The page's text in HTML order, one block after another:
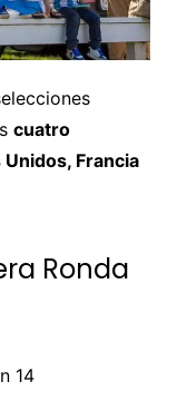
cuatro
Francia
Ronda
14